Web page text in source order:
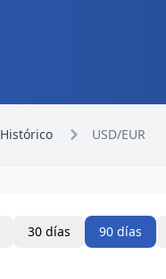
Histórico USD/EUR
30 días 90 días